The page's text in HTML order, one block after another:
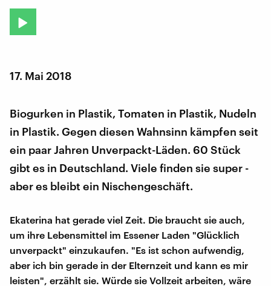
17. Mai 2018
Biogurken in Plastik, Tomaten in Plastik, Nudeln
in Plastik. Gegen diesen Wahnsinn kämpfen seit
ein paar Jahren Unverpackt-Läden. 60 Stück
gibt es in Deutschland. Viele finden sie super -
aber es bleibt ein Nischengeschäft.
Ekaterina hat gerade viel Zeit. Die braucht sie auch,
um ihre Lebensmittel im Essener Laden "Glücklich
unverpackt" einzukaufen. "Es ist schon aufwendig,
aber ich bin gerade in der Elternzeit und kann es mir
leisten", erzählt sie. Würde sie Vollzeit arbeiten, wäre